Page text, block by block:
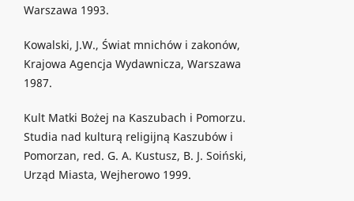
Warszawa 1993.
Kowalski, J.W., Świat mnichów i zakonów,
Krajowa Agencja Wydawnicza, Warszawa
1987.
Kult Matki Bożej na Kaszubach i Pomorzu.
Studia nad kulturą religijną Kaszubów i
Pomorzan, red. G. A. Kustusz, B. J. Soiński,
Urząd Miasta, Wejherowo 1999.